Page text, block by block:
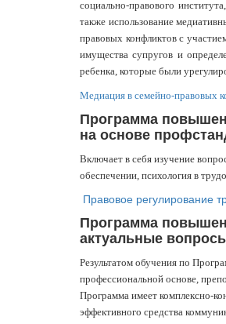
социально-правового
также использование
правовых конфликтов с
имущества супругов и
ребенка, которые были
Медиация в семейно-правовых
Программа
на основе
Включает в себя изучение
обеспечении, психология в
Правовое регулирование
Программа
актуальные
Результатом обучения по
профессиональной основе,
Программа имеет комплексно-
эффективного средства